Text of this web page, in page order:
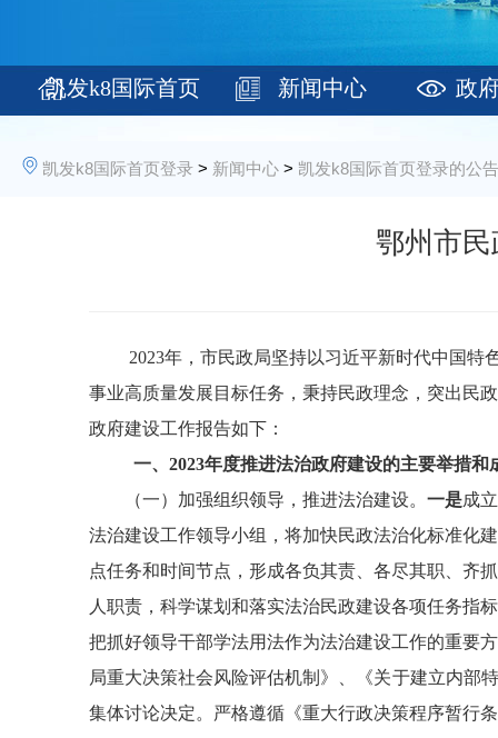
凯发k8国际首页 新闻中心 政
凯发k8国际首页登录 > 新闻中心 > 凯发k8国际首页登录的公告
鄂州市
2023年，市民政局坚持以习近平新时代中国特
事业高质量发展目标任务，秉持民政理念，突出民
政府建设工作报告如下：
一、 2023年度推进法治政府建设的主要举措和
（一）加强组织领导，推进法治建设。 一是成
法治建设工作领导小组，将加快民政法治化标准化
点任务和时间节点，形成各负其责、各尽其职、齐
人职责，科学谋划和落实法治民政建设各项任务指
把抓好领导干部学法用法作为法治建设工作的重要
局重大决策社会风险评估机制 》
、《关于建立内部
集体讨论决定。 严格遵循《重大行政决策程序暂行